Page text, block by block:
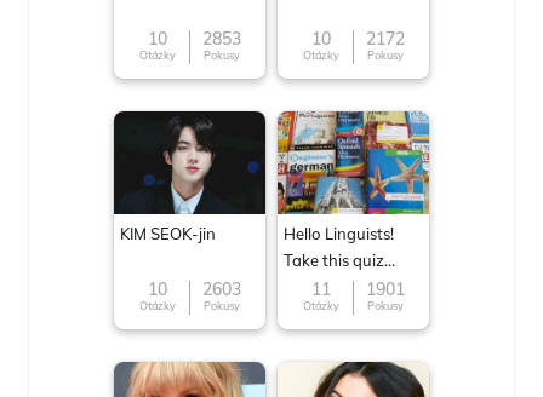
10
Otázky
2853
Pokusy
10
Otázky
2172
Pokusy
KIM SEOK-jin
10
Otázky
2603
Pokusy
Hello Linguists!
Take this quiz
now!11
Otázky
1901
Pokusy